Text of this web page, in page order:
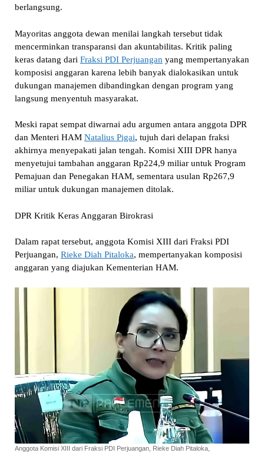
berlangsung.
Mayoritas anggota dewan menilai langkah tersebut tidak
mencerminkan transparansi dan akuntabilitas. Kritik paling
keras datang dari Fraksi PDI Perjuangan yang mempertanyakan
komposisi anggaran karena lebih banyak dialokasikan untuk
dukungan manajemen dibandingkan dengan program yang
langsung menyentuh masyarakat.
Meski rapat sempat diwarnai adu argumen antara anggota DPR
dan Menteri HAM Natalius Pigai, tujuh dari delapan fraksi
akhirnya menyepakati jalan tengah. Komisi XIII DPR hanya
menyetujui tambahan anggaran Rp224,9 miliar untuk Program
Pemajuan dan Penegakan HAM, sementara usulan Rp267,9
miliar untuk dukungan manajemen ditolak.
DPR Kritik Keras Anggaran Birokrasi
Dalam rapat tersebut, anggota Komisi XIII dari Fraksi PDI
Perjuangan, Rieke Diah Pitaloka, mempertanyakan komposisi
anggaran yang diajukan Kementerian HAM.
Anggota Komisi XIII dari Fraksi PDI Perjuangan, Rieke Diah Pitaloka,